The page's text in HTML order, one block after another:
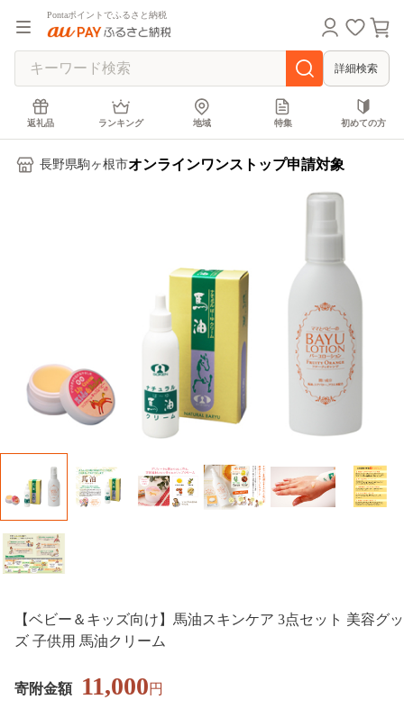
Pontaポイントでふるさと納税
詳細検索
返礼品 ランキング 地域 特集 初めての方
長野県駒ヶ根市オンラインワンストップ申請対象
【ベビー＆キッズ向け】馬油スキンケア 3点セット 美容グッ
ズ 子供用 馬油クリーム
寄附金額 11,000円